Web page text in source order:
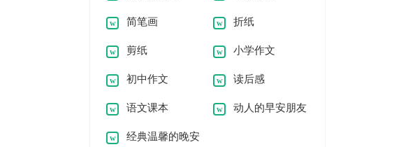
简笔画 折纸
剪纸 小学作文
初中作文 读后感
语文课本 动人的早安朋友
经典温馨的晚安